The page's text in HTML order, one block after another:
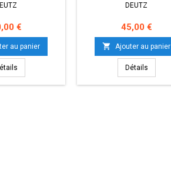
€
au panier
DEUTZ
Prix
45,00 €
 Ajouter au panier
Détails